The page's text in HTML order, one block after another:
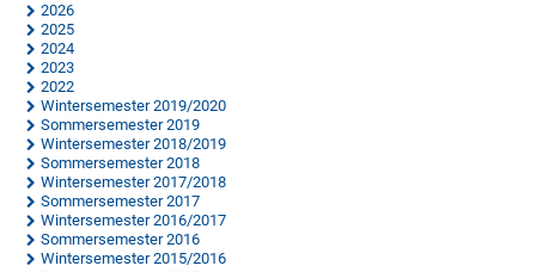
2026
2025
2024
2023
2022
Wintersemester 2019/2020
Sommersemester 2019
Wintersemester 2018/2019
Sommersemester 2018
Wintersemester 2017/2018
Sommersemester 2017
Wintersemester 2016/2017
Sommersemester 2016
Wintersemester 2015/2016